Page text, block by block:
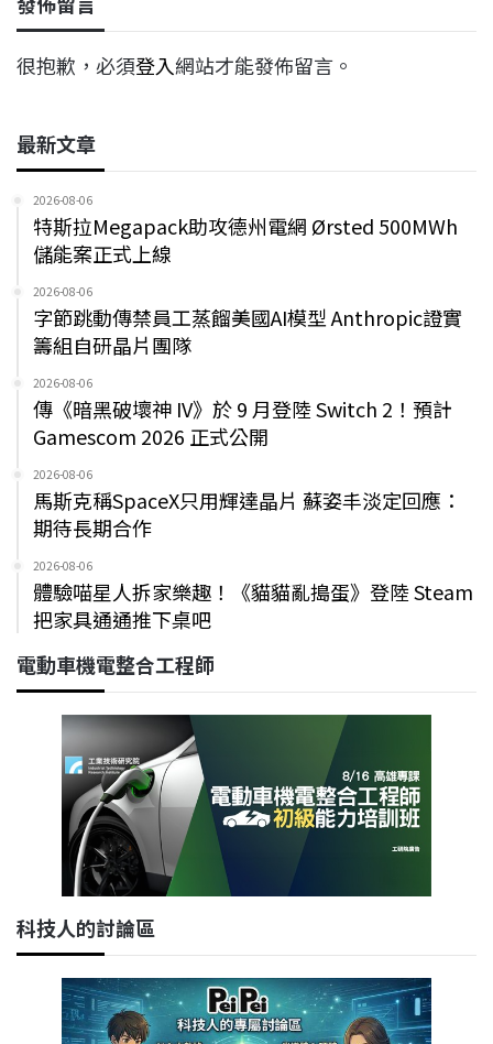
很抱歉，必須登入網站才能發佈留言。
最新文章
2026-08-06
特斯拉Megapack助攻德州電網 Ørsted 500MWh
儲能案正式上線
2026-08-06
字節跳動傳禁員工蒸餾美國AI模型 Anthropic證實
籌組自研晶片團隊
2026-08-06
傳《暗黑破壞神 IV》於 9 月登陸 Switch 2！預計
Gamescom 2026 正式公開
2026-08-06
馬斯克稱SpaceX只用輝達晶片 蘇姿丰淡定回應：
期待長期合作
2026-08-06
體驗喵星人拆家樂趣！《貓貓亂搗蛋》登陸 Steam
把家具通通推下桌吧
電動車機電整合工程師
科技人的討論區